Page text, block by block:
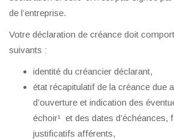
de l’entreprise.
Votre déclaration de créance doit
suivants :
identité du créancier déclarant,
état récapitulatif de la créance due
d’ouverture et indication des
échoir¹ et des dates d’échéances,
justificatifs afférents,